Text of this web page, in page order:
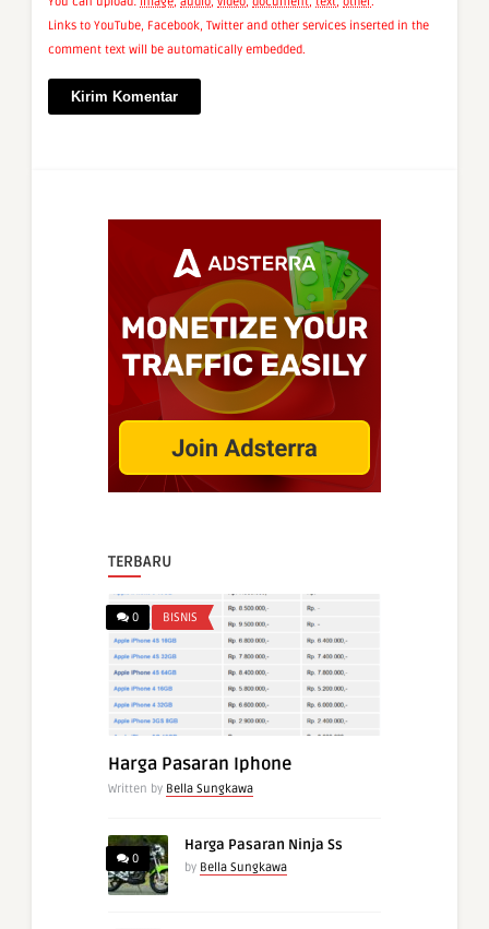
Links to YouTube, Facebook, Twitter and other services inserted in the
comment text will be automatically embedded.
TERBARU
0 BISNIS
Harga Pasaran Iphone
Written by Bella Sungkawa
0
Harga Pasaran Ninja Ss
by Bella Sungkawa